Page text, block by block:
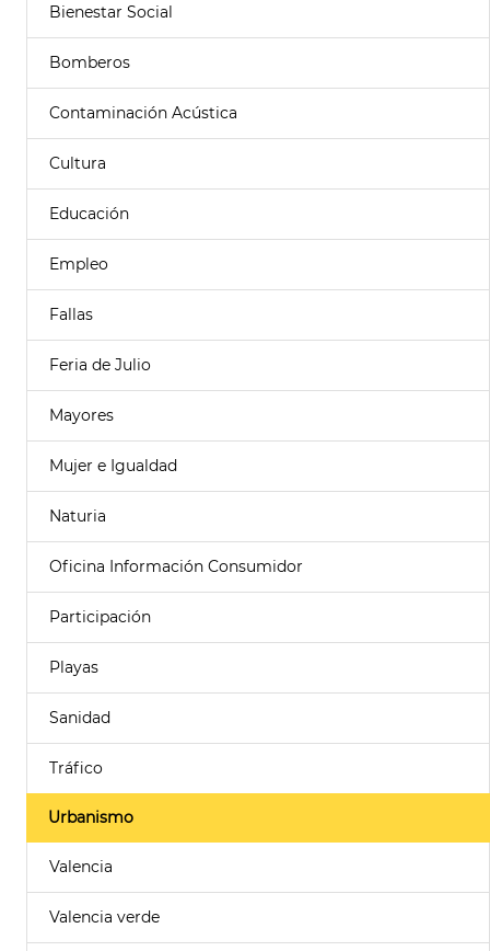
Bienestar Social
Bomberos
Contaminación Acústica
Cultura
Educación
Empleo
Fallas
Feria de Julio
Mayores
Mujer e Igualdad
Naturia
Oficina Información Consumidor
Participación
Playas
Sanidad
Tráfico
Urbanismo
Valencia
Valencia verde